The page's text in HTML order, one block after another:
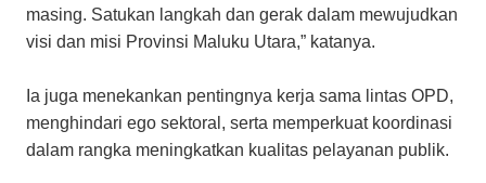
masing. Satukan langkah dan gerak dalam mewujudkan
visi dan misi Provinsi Maluku Utara,” katanya.
Ia juga menekankan pentingnya kerja sama lintas OPD,
menghindari ego sektoral, serta memperkuat koordinasi
dalam rangka meningkatkan kualitas pelayanan publik.